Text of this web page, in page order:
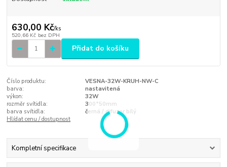
630,00 Kč/ks
520,66 Kč bez DPH
Přidat do košíku
Číslo produktu:
VESNA-32W-KRUH-NW-C
barva:
nastavitená
výkon:
32W
rozměr svítidla:
300*50mm
barva svítidla:
černá / difuzor bílý
Hlídat cenu / dostupnost
Kompletní specifikace